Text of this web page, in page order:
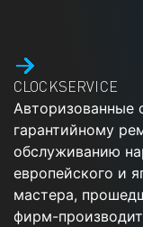
CLOCKSERVICE
Авторизованные
гарантийному
обслуживанию
европейского и
мастера,
фирм-